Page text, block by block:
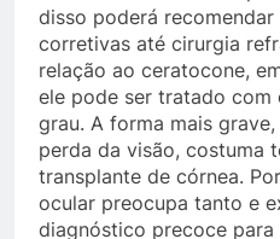
disso poderá
corretivas até cirurgia
relação ao ceratocone,
ele pode ser tratado com
grau. A forma mais
perda da visão, costuma
transplante de córnea.
ocular preocupa tanto e
diagnóstico precoce para